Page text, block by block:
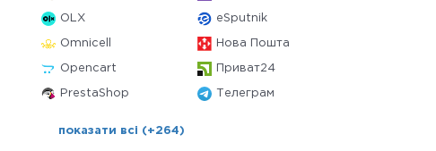
OLX eSputnik
Omnicell Нова Пошта
Opencart Приват24
PrestaShop Телеграм
показати всі (+264)